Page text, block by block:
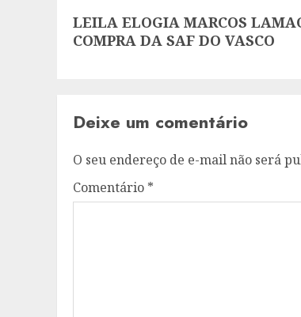
post:
LEILA ELOGIA MARCOS
COMPRA DA SAF DO VASCO
Deixe um comentário
O seu endereço de e-mail não será
Comentário *